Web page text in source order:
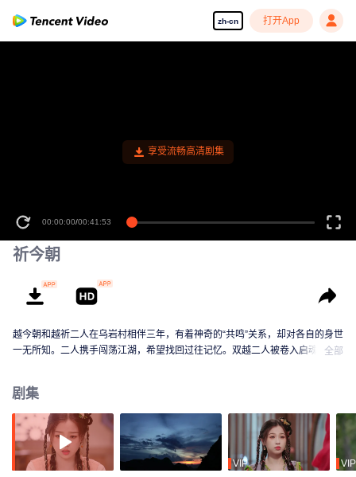
zh-cn 打开App
享受流畅高清剧集
00:00:00/00:41:53
祈今朝
越今朝和越祈二人在乌岩村相伴三年，有着神奇的“共鸣”关系，却对各自的身世
一无所知。二人携手闯荡江湖，希望找回过往记忆。双越二人被卷入启魂圣宗
言、千年狼妖闲卿、顾寒江和明绣师徒以及居十方等一众江湖人士，二人的真
实身份也逐渐揭开。正武盟、启魂圣宗、衡道众、禺妖族，几大势力接踵而
至，谁才是真正的幕后设局人？计中有计，局中有局，不惜舍身改命，只为今
朝再聚。
全部
剧集
VIP VIP